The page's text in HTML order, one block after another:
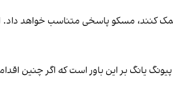
کنند، مسکو پاسخی متناسب خواهد داد.
یانگ بر این باور است که اگر چنین